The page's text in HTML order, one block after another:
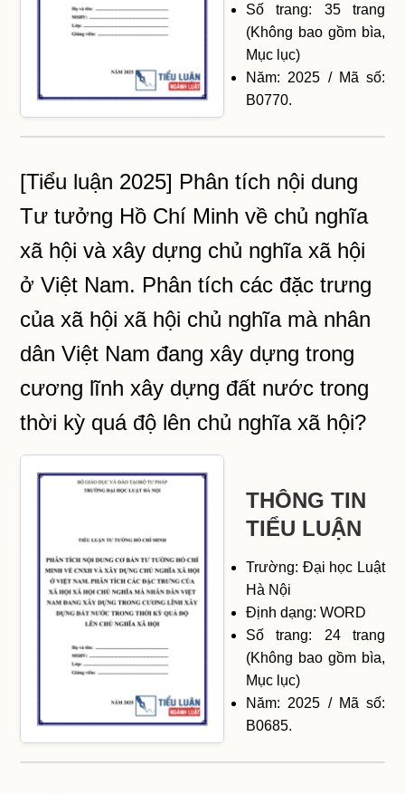
Số trang: 35 trang
(Không bao gồm bìa,
Mục lục)
Năm: 2025 / Mã số:
B0770.
[Tiểu luận 2025] Phân tích nội dung
Tư tưởng Hồ Chí Minh về chủ nghĩa
xã hội và xây dựng chủ nghĩa xã hội
ở Việt Nam. Phân tích các đặc trưng
của xã hội xã hội chủ nghĩa mà nhân
dân Việt Nam đang xây dựng trong
cương lĩnh xây dựng đất nước trong
thời kỳ quá độ lên chủ nghĩa xã hội?
THÔNG TIN
TIỂU LUẬN
Trường: Đại học Luật
Hà Nội
Định dạng: WORD
Số trang: 24 trang
(Không bao gồm bìa,
Mục lục)
Năm: 2025 / Mã số:
B0685.